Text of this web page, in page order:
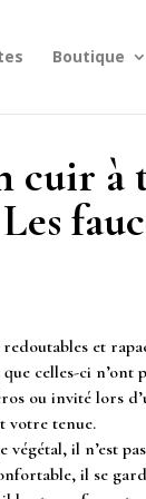
Boutique
cuir à
et
celles-ci n’ont
ou invité lors
votre tenue.
végétal, il n’est
il se